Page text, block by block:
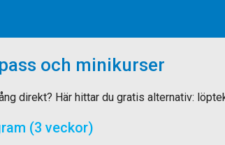
och minikurser
direkt? Här hittar du gratis alternativ:
(3 veckor)